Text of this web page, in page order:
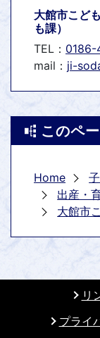
大館市こど
も課）
TEL：
mail： ji-
このペ
Home
出産・
大館市
リ
プライ